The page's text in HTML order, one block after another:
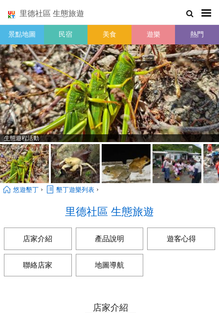
里德社區 生態旅遊
景點地圖 民宿 美食 遊樂 熱門
生態遊程活動
悠遊墾丁 › 墾丁遊樂列表 ›
里德社區 生態旅遊
店家介紹 產品說明 遊客心得
聯絡店家 地圖導航
店家介紹